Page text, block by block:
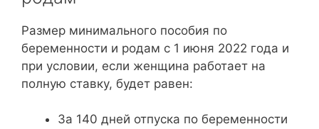
Размер минимального пособия по
беременности и родам с 1 июня 2022 года и
при условии, если женщина работает на
полную ставку, будет равен:
За 140 дней отпуска по беременности